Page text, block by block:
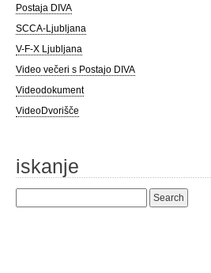
Postaja DIVA
SCCA-Ljubljana
V-F-X Ljubljana
Video večeri s Postajo DIVA
Videodokument
VideoDvorišče
iskanje
for: